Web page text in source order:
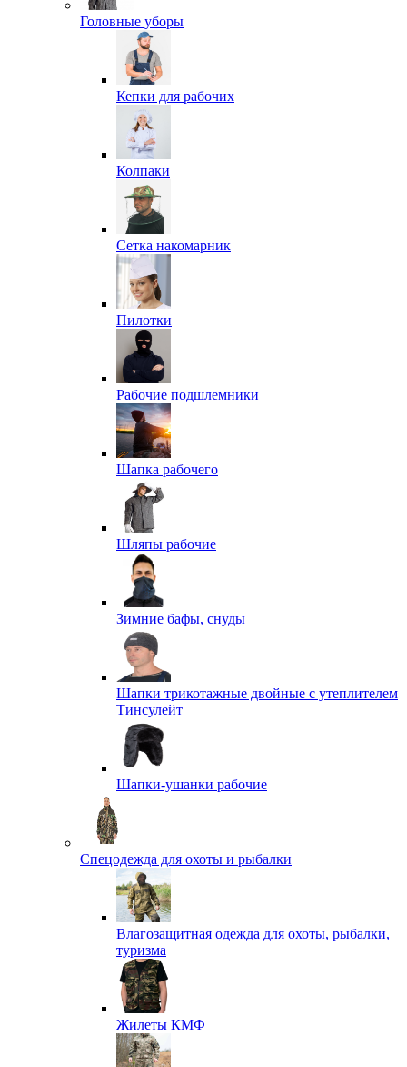
Головные уборы
Кепки для рабочих
Колпаки
Сетка накомарник
Пилотки
Рабочие подшлемники
Шапка рабочего
Шляпы рабочие
Зимние бафы, снуды
Шапки трикотажные двойные с утеплителем
Тинсулейт
Шапки-ушанки рабочие
Спецодежда для охоты и рыбалки
Влагозащитная одежда для охоты, рыбалки,
туризма
Жилеты КМФ